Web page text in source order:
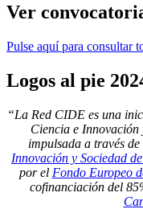
Ver
Pulse aquí para consultar
Logos al pie
“La Red CIDE es una
Ciencia e
impulsada a través de
Innovación y Sociedad
por el Fondo Europeo
cofinanciación del